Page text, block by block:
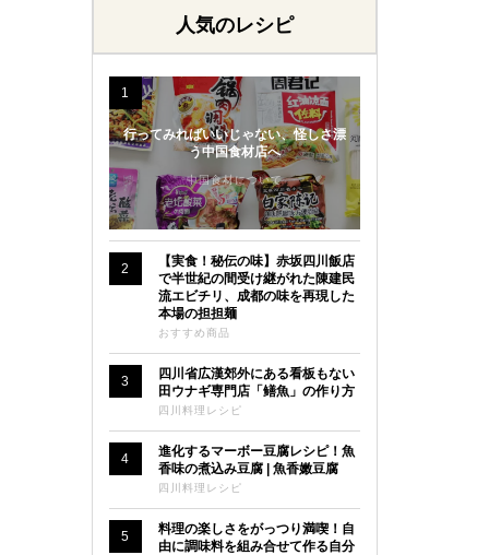
人気のレシピ
1
行ってみればいいじゃない、怪しさ漂
う中国食材店へ
中国食材について
2
【実食！秘伝の味】赤坂四川飯店
で半世紀の間受け継がれた陳建民
流エビチリ、成都の味を再現した
本場の担担麺
おすすめ商品
3
四川省広漢郊外にある看板もない
田ウナギ専門店「鳝魚」の作り方
四川料理レシピ
4
進化するマーボー豆腐レシピ！魚
香味の煮込み豆腐 | 魚香嫩豆腐
四川料理レシピ
5
料理の楽しさをがっつり満喫！自
由に調味料を組み合せて作る自分